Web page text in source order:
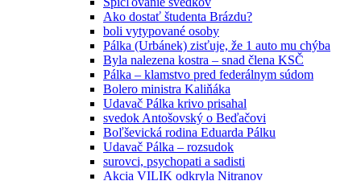
Ako dostať študenta Brázdu?
boli vytypované osoby
Pálka (Urbánek) zisťuje, že 1 auto mu chýba
Byla nalezena kostra – snad člena KSČ
Pálka – klamstvo pred federálnym súdom
Bolero ministra Kaliňáka
Udavač Pálka krivo prisahal
svedok Antošovský o Beďačovi
Boľševická rodina Eduarda Pálku
Udavač Pálka – rozsudok
surovci, psychopati a sadisti
Akcia VILIK odkryla Nitranov